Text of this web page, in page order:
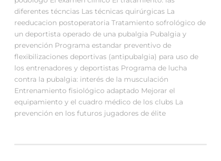
diferentes técncias Las técnicas quirúrgicas La
reeducacion postoperatoria Tratamiento sofrológico de
un deportista operado de una pubalgia Pubalgia y
prevención Programa estandar preventivo de
flexibilizaciones deportivas (antipubalgia) para uso de
los entrenadores y deportistas Programa de lucha
contra la pubalgia: interés de la musculación
Entrenamiento fisiológico adaptado Mejorar el
equipamiento y el cuadro médico de los clubs La
prevención en los futuros jugadores de élite